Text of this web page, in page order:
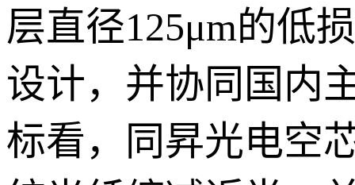
层直径125μm的低
设计，并协同国内
标看，同昇光电空